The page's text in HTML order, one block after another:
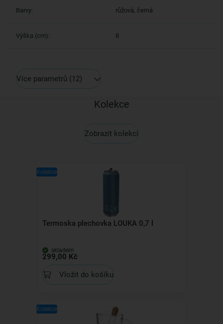
Barvy: růžová, černá
Výška (cm): 8
Více parametrů (12)
Kolekce
Zobrazit kolekci
Kolekce
Termoska plechovka LOUKA 0,7 l
skladem
299,00 Kč
Vložit do košíku
Kolekce